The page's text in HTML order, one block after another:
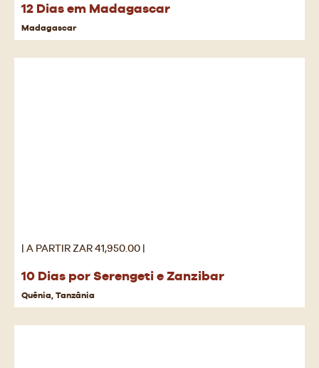
12 Dias em Madagascar
Madagascar
| A PARTIR ZAR 41,950.00 |
10 Dias por Serengeti e Zanzibar
Quênia, Tanzânia